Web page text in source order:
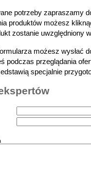
potrzeby zapraszamy
produktów możesz
zostanie uwzględniony
możesz wysłać
podczas przeglądania
specjalnie